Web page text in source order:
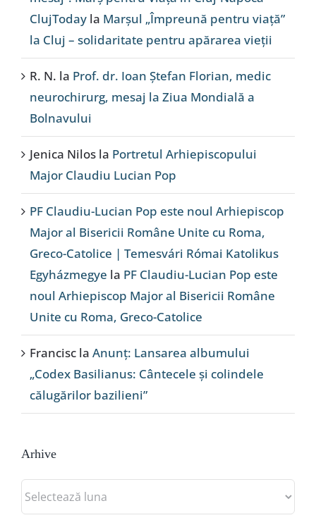
ClujToday la Marșul „Împreună pentru viață”
la Cluj – solidaritate pentru apărarea vieții
R. N. la Prof. dr. Ioan Ștefan Florian, medic
neurochirurg, mesaj la Ziua Mondială a
Bolnavului
Jenica Nilos la Portretul Arhiepiscopului
Major Claudiu Lucian Pop
PF Claudiu-Lucian Pop este noul Arhiepiscop
Major al Bisericii Române Unite cu Roma,
Greco-Catolice | Temesvári Római Katolikus
Egyházmegye la PF Claudiu-Lucian Pop este
noul Arhiepiscop Major al Bisericii Române
Unite cu Roma, Greco-Catolice
Francisc la Anunț: Lansarea albumului
„Codex Basilianus: Cântecele și colindele
călugărilor bazilieni”
Arhive
Arhive